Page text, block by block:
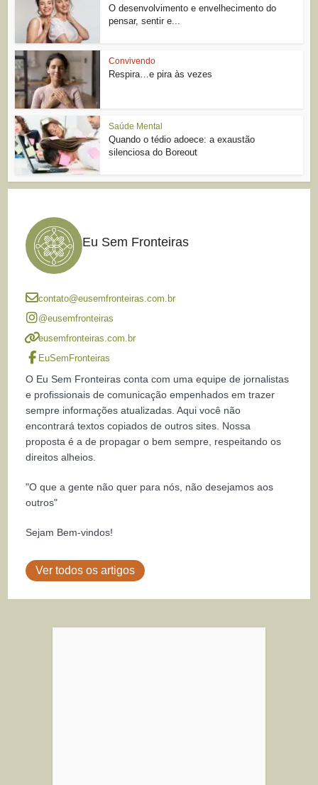
O desenvolvimento e envelhecimento do
pensar, sentir e...
Convivendo
Respira…e pira às vezes
Saúde Mental
Quando o tédio adoece: a exaustão
silenciosa do Boreout
Eu Sem Fronteiras
contato@eusemfronteiras.com.br
@eusemfronteiras
eusemfronteiras.com.br
EuSemFronteiras
O Eu Sem Fronteiras conta com uma equipe de jornalistas
e profissionais de comunicação empenhados em trazer
sempre informações atualizadas. Aqui você não
encontrará textos copiados de outros sites. Nossa
proposta é a de propagar o bem sempre, respeitando os
direitos alheios.
"O que a gente não quer para nós, não desejamos aos
outros"
Sejam Bem-vindos!
Ver todos os artigos